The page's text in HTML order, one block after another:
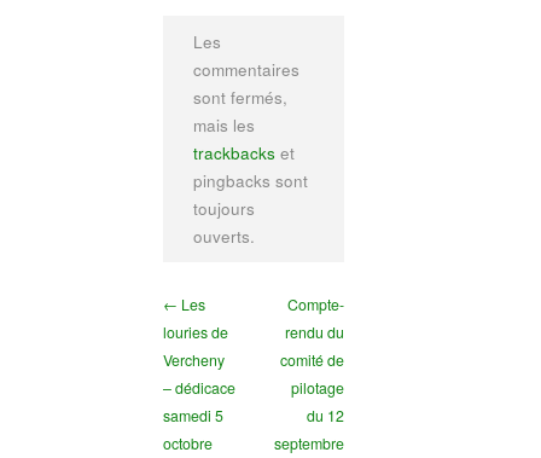
Les
commentaires
sont fermés,
mais les
trackbacks et
pingbacks sont
toujours
ouverts.
← Les
louries de
Vercheny
– dédicace
samedi 5
octobre
Compte-
rendu du
comité de
pilotage
du 12
septembre